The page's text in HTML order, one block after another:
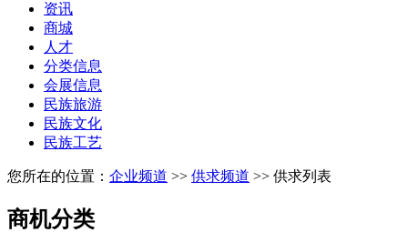
资讯
商城
人才
分类信息
会展信息
民族旅游
民族文化
民族工艺
您所在的位置： 企业频道 >> 供求频道 >> 供求列表
商机分类